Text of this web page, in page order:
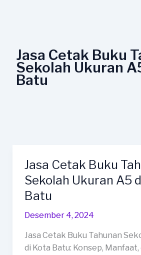
Jasa Cetak Buku
Sekolah Ukuran
Batu
Jasa Cetak Buku
Sekolah Ukuran A5
Batu
Desember 4, 2024
Jasa Cetak Buku Tahunan
di Kota Batu: Konsep, Manfaat,
Jasa
Cetak
Buku
Tahunan
Sekolah
A5
di